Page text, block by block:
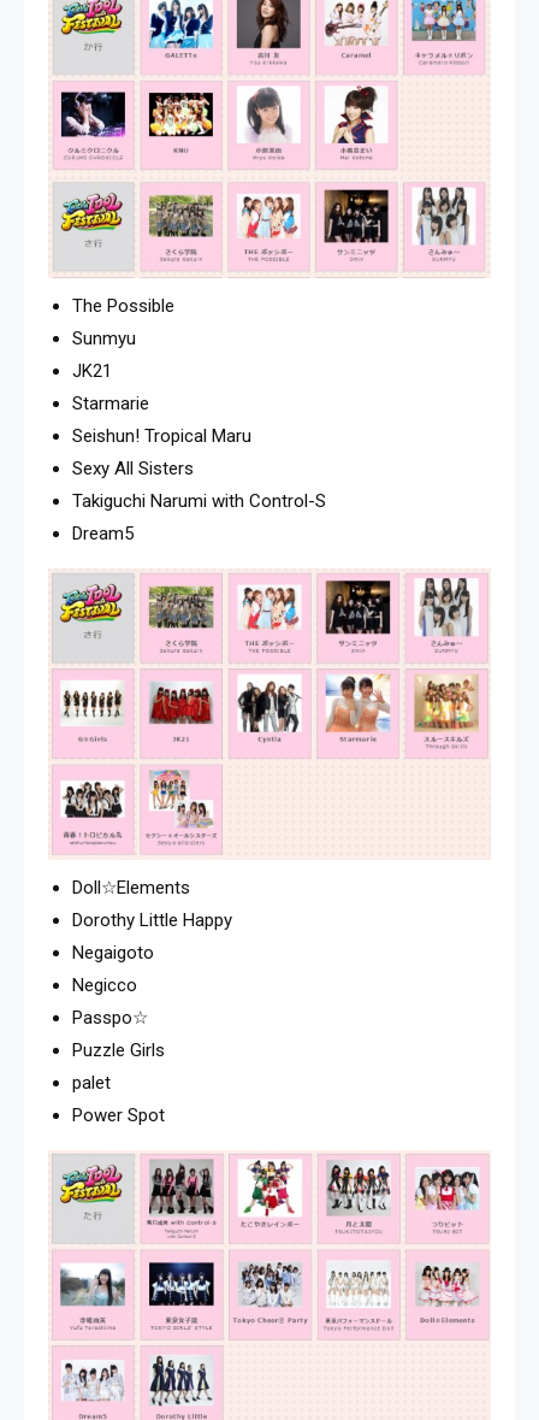
The Possible
Sunmyu
JK21
Starmarie
Seishun! Tropical Maru
Sexy All Sisters
Takiguchi Narumi with Control-S
Dream5
Doll☆Elements
Dorothy Little Happy
Negaigoto
Negicco
Passpo☆
Puzzle Girls
palet
Power Spot